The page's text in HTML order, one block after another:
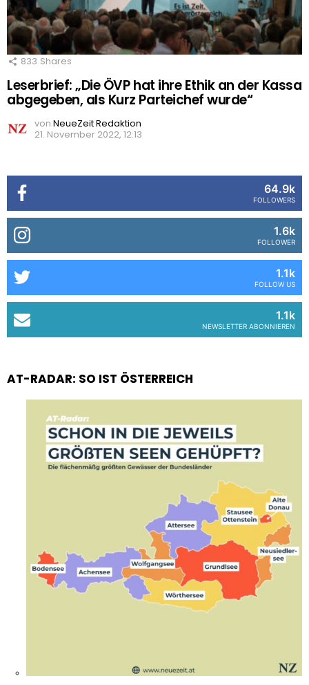
833 Shares
Leserbrief: „Die ÖVP hat ihre Ethik an der Kassa
abgegeben, als Kurz Parteichef wurde“
von NeueZeit Redaktion
21. November 2022, 12:13
64.9k
FOLLOWERS
1.6k
FOLLOWER
1.1k
FOLLOW US
1.1k
NEWSLETTER ABONNIEREN
AT-RADAR: SO IST ÖSTERREICH